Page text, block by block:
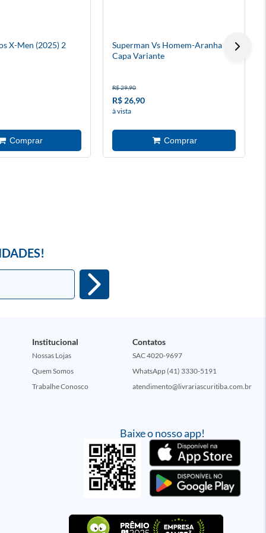
X-Men (2025) 2
Superman Vs Homem-Aranha 2 -
Capa Variante
R$ 29,90
R$ 26,90
à vista
Baixe o nosso app!
Institucional
Nossas Lojas
Quem Somos
Trabalhe Conosco
Contatos
SAC 4020-9697
WhatsApp (41) 3330-5191
atendimento@livrariascuritiba.com.br